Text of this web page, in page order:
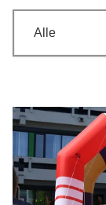
Alle